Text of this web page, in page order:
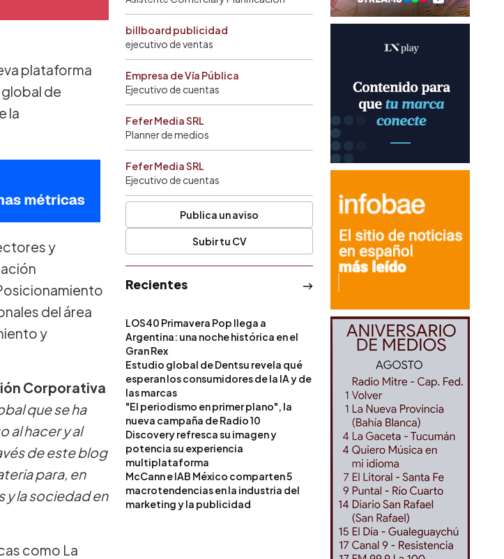
plataforma
de
la
y
del área
y
Corporativa
que se ha
al hacer y al
de este blog
para, en
y la sociedad en
como La
billboard publicidad
ejecutivo de ventas
Empresa de Vía Pública
Ejecutivo de cuentas
Fefer Media SRL
Planner de medios
Fefer Media SRL
Ejecutivo de cuentas
Publica un aviso
Subir tu CV
Recientes
LOS40 Primavera Pop llega a
Argentina: una noche histórica en el
Gran Rex
Estudio global de Dentsu revela qué
esperan los consumidores de la IA y de
las marcas
"El periodismo en primer plano", la
nueva campaña de Radio 10
Discovery refresca su imagen y
potencia su experiencia
multiplataforma
McCann e IAB México comparten 5
macrotendencias en la industria del
marketing y la publicidad